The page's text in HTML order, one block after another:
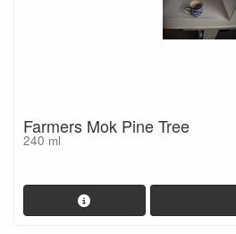
Farmers Mok Pine Tree
240 ml